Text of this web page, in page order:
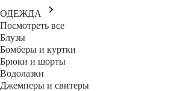
ОДЕЖДА
Посмотреть все
Блузы
Бомберы и куртки
Брюки и шорты
Водолазки
Джемперы и свитеры